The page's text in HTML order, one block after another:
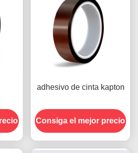
adhesivo de cinta kapton
Consiga el mejor precio